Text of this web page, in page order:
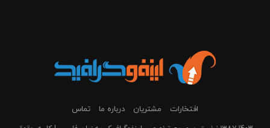
افتخارات مشتریان درباره ما تماس